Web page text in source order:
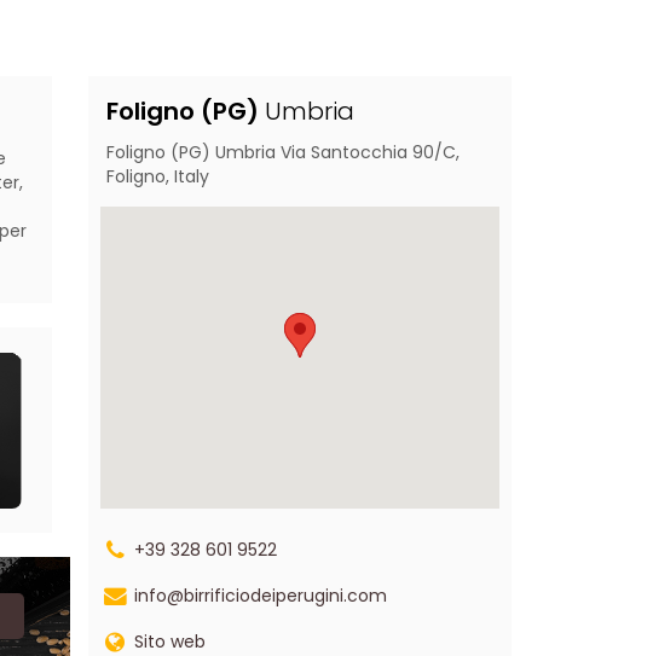
Foligno (PG) Umbria
Foligno (PG) Umbria Via Santocchia 90/C,
Foligno, Italy
+39 328 601 9522
info@birrificiodeiperugini.com
Sito web